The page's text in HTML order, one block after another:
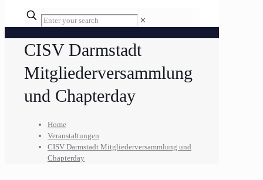
Enter
your
✕
CISV Darmstadt
Mitgliederversammlung
und Chapterday
Home
Veranstaltungen
CISV Darmstadt Mitgliederversammlung und
Chapterday